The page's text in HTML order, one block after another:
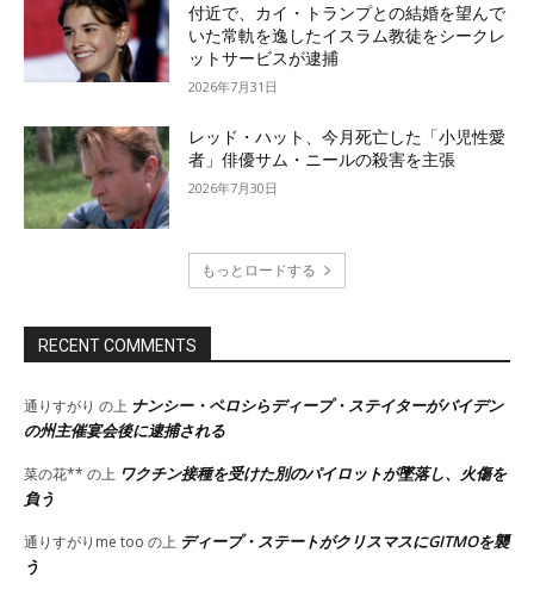
付近で、カイ・トランプとの結婚を望んで
いた常軌を逸したイスラム教徒をシークレ
ットサービスが逮捕
2026年7月31日
レッド・ハット、今月死亡した「小児性愛
者」俳優サム・ニールの殺害を主張
2026年7月30日
もっとロードする
RECENT COMMENTS
通りすがり の上 ナンシー・ペロシらディープ・ステイターがバイデン
の州主催宴会後に逮捕される
菜の花** の上 ワクチン接種を受けた別のパイロットが墜落し、火傷を
負う
通りすがりme too の上 ディープ・ステートがクリスマスにGITMOを襲
う